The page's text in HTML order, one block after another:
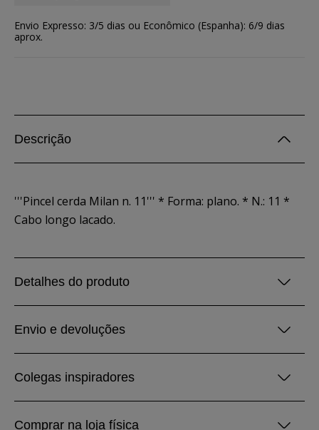
Envio Expresso: 3/5 dias ou Econômico (Espanha): 6/9 dias
aprox.
Descrição
'''Pincel cerda Milan n. 11''' * Forma: plano. * N.: 11 *
Cabo longo lacado.
Detalhes do produto
Envio e devoluções
Colegas inspiradores
Comprar na loja física